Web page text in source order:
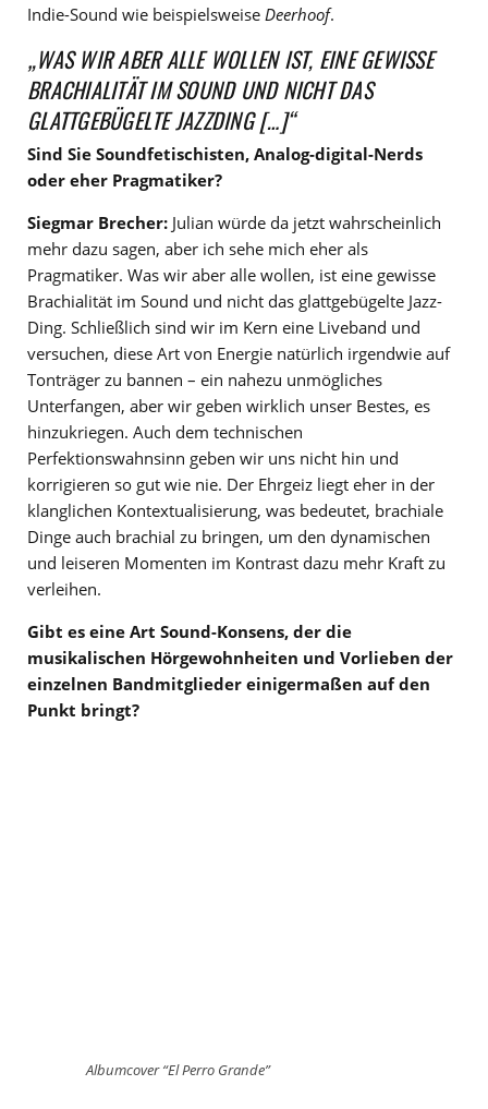
Indie-Sound wie beispielsweise Deerhoof.
„WAS WIR ABER ALLE WOLLEN IST, EINE GEWISSE
BRACHIALITÄT IM SOUND UND NICHT DAS
GLATTGEBÜGELTE JAZZDING […]“
Sind Sie Soundfetischisten, Analog-digital-Nerds
oder eher Pragmatiker?
Siegmar Brecher: Julian würde da jetzt wahrscheinlich
mehr dazu sagen, aber ich sehe mich eher als
Pragmatiker. Was wir aber alle wollen, ist eine gewisse
Brachialität im Sound und nicht das glattgebügelte Jazz-
Ding. Schließlich sind wir im Kern eine Liveband und
versuchen, diese Art von Energie natürlich irgendwie auf
Tonträger zu bannen – ein nahezu unmögliches
Unterfangen, aber wir geben wirklich unser Bestes, es
hinzukriegen. Auch dem technischen
Perfektionswahnsinn geben wir uns nicht hin und
korrigieren so gut wie nie. Der Ehrgeiz liegt eher in der
klanglichen Kontextualisierung, was bedeutet, brachiale
Dinge auch brachial zu bringen, um den dynamischen
und leiseren Momenten im Kontrast dazu mehr Kraft zu
verleihen.
Gibt es eine Art Sound-Konsens, der die
musikalischen Hörgewohnheiten und Vorlieben der
einzelnen Bandmitglieder einigermaßen auf den
Punkt bringt?
Albumcover “El Perro Grande”